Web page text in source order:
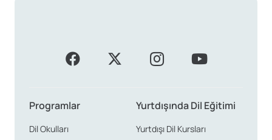
Programlar
Dil Okulları
Yurtdışında Dil Eğitimi
Yurtdışı Dil Kursları